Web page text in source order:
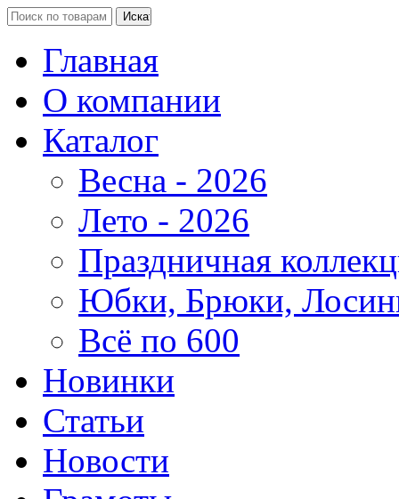
Главная
О компании
Каталог
Весна - 2026
Лето - 2026
Праздничная
Юбки, Брюки,
Всё по 600
Новинки
Статьи
Новости